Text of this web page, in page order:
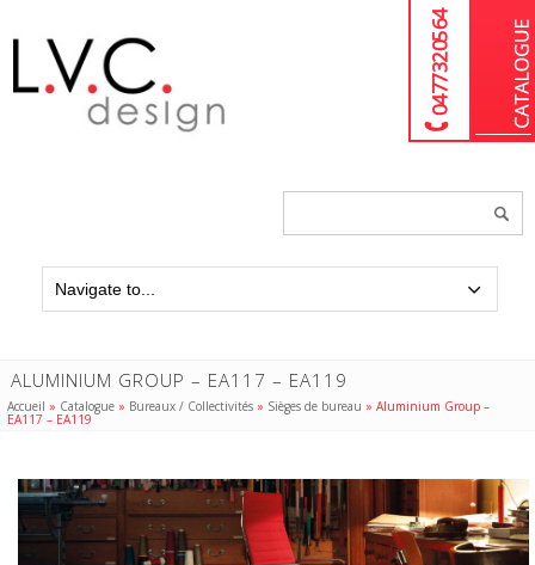
04 77 32 05 64
ALUMINIUM GROUP – EA117 – EA119
Accueil » Catalogue » Bureaux / Collectivités » Sièges de bureau » Aluminium Group –
EA117 – EA119